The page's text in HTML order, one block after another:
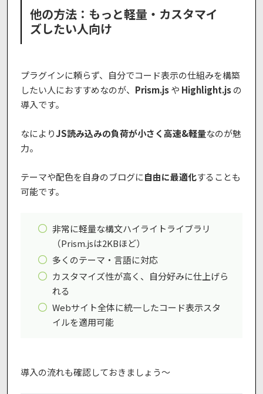
他の方法：もっと軽量・カスタマイ
ズしたい人向け
プラグインに頼らず、自分でコード表示の仕組みを構築
したい人におすすめなのが、 Prism.jsや Highlight.jsの
導入です。
なによりJS読み込みの負荷が小さく高速&軽量なのが魅
力。
テーマや配色を自身のブログに自由に最適化することも
可能です。
非常に軽量な構文ハイライトライブラリ
（Prism.jsは2KBほど）
多くのテーマ・言語に対応
カスタマイズ性が高く、自分好みに仕上げら
れる
Webサイト全体に統一したコード表示スタ
イルを適用可能
導入の流れも確認しておきましょう〜